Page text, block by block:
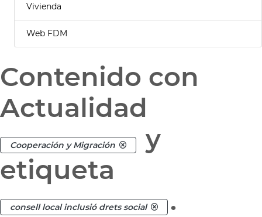
Vivienda
Web FDM
Contenido con
Actualidad
Cooperación y Migración
y
etiqueta
consell local inclusió drets social .